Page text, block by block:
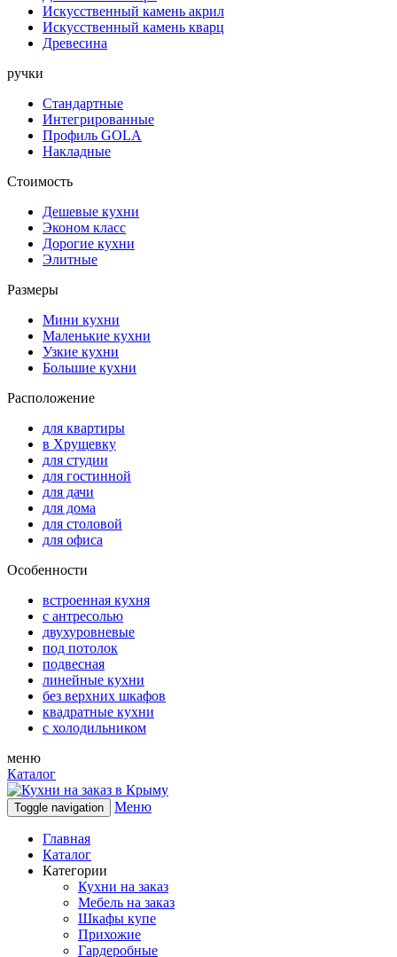
Искусственный камень акрил
Искусственный камень кварц
Древесина
ручки
Стандартные
Интегрированные
Профиль GOLA
Накладные
Стоимость
Дешевые кухни
Эконом класс
Дорогие кухни
Элитные
Размеры
Мини кухни
Маленькие кухни
Узкие кухни
Большие кухни
Расположение
для квартиры
в Хрущевку
для студии
для гостинной
для дачи
для дома
для столовой
для офиса
Особенности
встроенная кухня
с антресолью
двухуровневые
под потолок
подвесная
линейные кухни
без верхних шкафов
квадратные кухни
с холодильником
меню
Каталог
Toggle navigation Меню
Главная
Каталог
Категории
Кухни на заказ
Мебель на заказ
Шкафы купе
Прихожие
Гардеробные